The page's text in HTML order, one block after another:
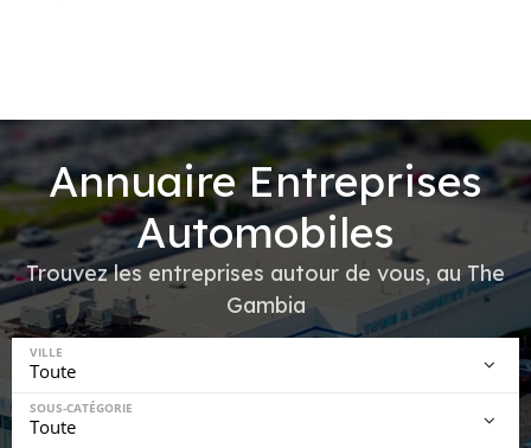
Annuaire Entreprises
Automobiles
Trouvez les entreprises autour de vous, au The
Gambia
VILLE
SOUS-CATÉGORIE